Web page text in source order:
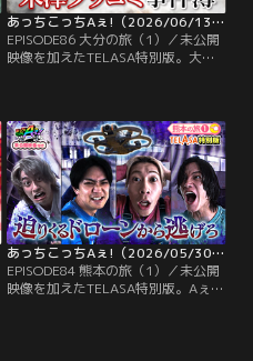
あっちこっちAぇ!（2026/06/13放送分）第86話
EPISODE86 大分の旅（1）／未公開
映像を加えたTELASA特別版。大分
い』と言われ、大喜びのAぇ!
group。温泉でしっかりと癒やされ
たメンバーに、より地獄体験をと与
えられたのは「湯けむりサスペンス
地獄」。
あっちこっちAぇ!（2026/05/30放送分）第84話
EPISODE84 熊本の旅（1）／未公開
映像を加えたTELASA特別版。Aぇ!